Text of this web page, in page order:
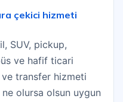
çekici hizmeti
SUV, pickup,
ve hafif ticari
transfer hizmeti
ne olursa olsun uygun